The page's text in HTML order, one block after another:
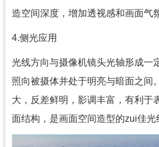
造空间深度，增加透视感和画面气
4.侧光应用
光线方向与摄像机镜头光轴形成一
照向被摄体并处于明亮与暗面之间
大，反差鲜明，影调丰富，有利于
面结构，是画面空间造型的zui佳光